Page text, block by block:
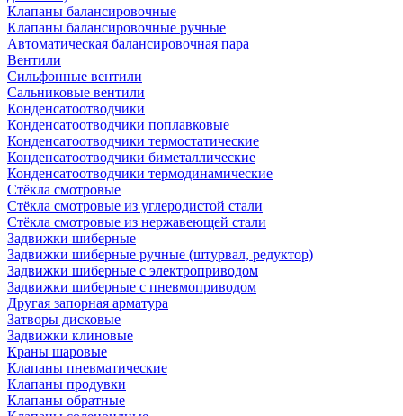
Клапаны балансировочные
Клапаны балансировочные ручные
Автоматическая балансировочная пара
Вентили
Сильфонные вентили
Сальниковые вентили
Конденсатоотводчики
Конденсатоотводчики поплавковые
Конденсатоотводчики термостатические
Конденсатоотводчики биметаллические
Конденсатоотводчики термодинамические
Стёкла смотровые
Стёкла смотровые из углеродистой стали
Стёкла смотровые из нержавеющей стали
Задвижки шиберные
Задвижки шиберные ручные (штурвал, редуктор)
Задвижки шиберные с электроприводом
Задвижки шиберные с пневмоприводом
Другая запорная арматура
Затворы дисковые
Задвижки клиновые
Краны шаровые
Клапаны пневматические
Клапаны продувки
Клапаны обратные